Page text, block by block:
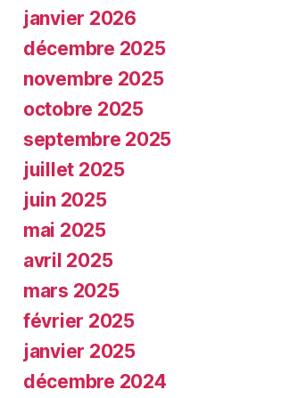
janvier 2026
décembre 2025
novembre 2025
octobre 2025
septembre 2025
juillet 2025
juin 2025
mai 2025
avril 2025
mars 2025
février 2025
janvier 2025
décembre 2024